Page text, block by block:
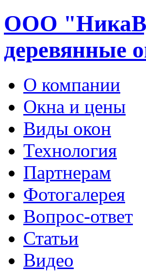
ООО
деревянные
О компании
Окна и цены
Виды окон
Технология
Партнерам
Фотогалерея
Вопрос-ответ
Статьи
Видео